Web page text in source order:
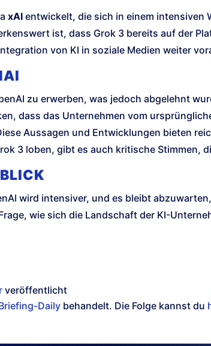
xAI entwickelt, die sich in einem intensiven
ist, dass Grok 3 bereits auf der
von KI in soziale Medien weiter
zu erwerben, was jedoch abgelehnt
dass das Unternehmen vom
Aussagen und Entwicklungen bieten
3 loben, gibt es auch kritische Stimmen,
wird intensiver, und es bleibt
wie sich die Landschaft der KI-
veröffentlicht
Daily behandelt. Die Folge kannst du